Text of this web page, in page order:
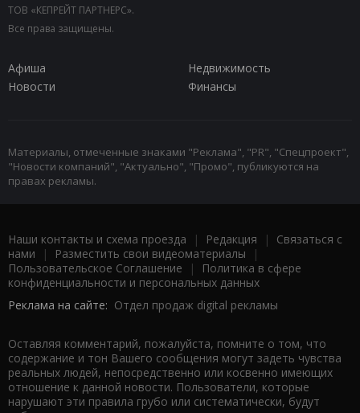
ТОВ «КЕПРЕЙТ ПАРТНЕРС».
Все права защищены.
Афиша
Недвижимость
Новости
Финансы
Материалы, отмеченные знаками "Реклама", "PR", "Спецпроект",
"Новости компаний", "Актуально", "Промо", публикуются на
правах рекламы.
Наши контакты и схема проезда | Редакция | Связаться с
нами | Разместить свои видеоматериалы |
Пользовательское Соглашение |
Политика в сфере
конфиденциальности и персональных данных
Реклама на сайте: Отдел продаж digital рекламы
Оставляя комментарий, пожалуйста, помните о том, что
содержание и тон Вашего сообщения могут задеть чувства
реальных людей, непосредственно или косвенно имеющих
отношение к данной новости. Пользователи, которые
нарушают эти правила грубо или систематически, будут